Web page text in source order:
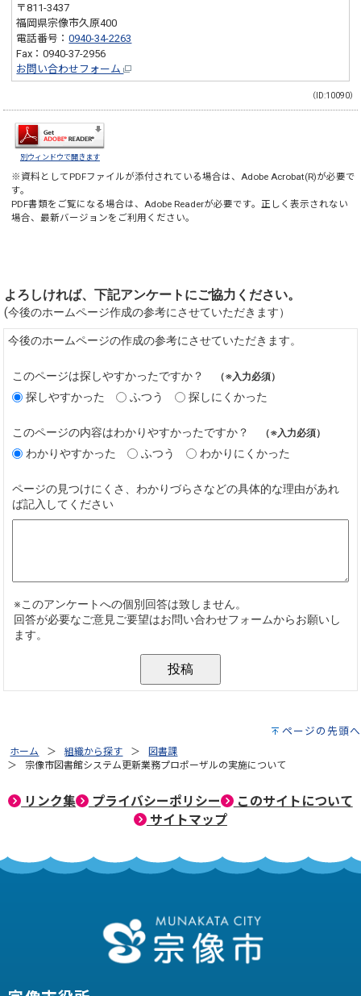
〒811-3437
福岡県宗像市久原400
電話番号：0940-34-2263
Fax：0940-37-2956
お問い合わせフォーム
（ID:10090）
別ウィンドウで開きます
※資料としてPDFファイルが添付されている場合は、 Adobe Acrobat(R)が必要で
す。
PDF書類をご覧になる場合は、 Adobe Readerが必要です。正しく表示されない
場合、最新バージョンをご利用ください。
ページの先頭へ
ホーム 組織から探す
図書課
宗像市図書館システム更新業務プロポーザルの実施について
リンク集 プライバシーポリシー
このサイトについて
サイトマップ